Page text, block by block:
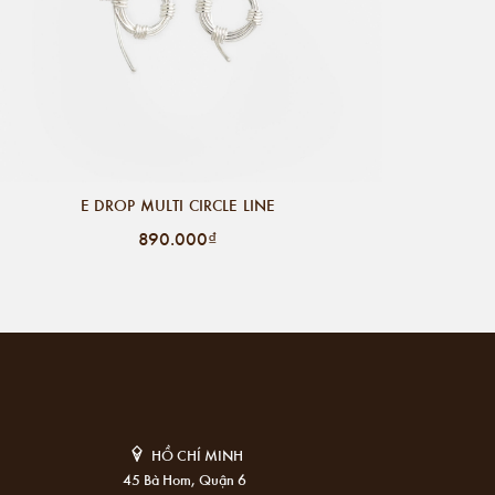
E DROP MULTI CIRCLE LINE
890.000₫
HỒ CHÍ MINH
45 Bà Hom, Quận 6